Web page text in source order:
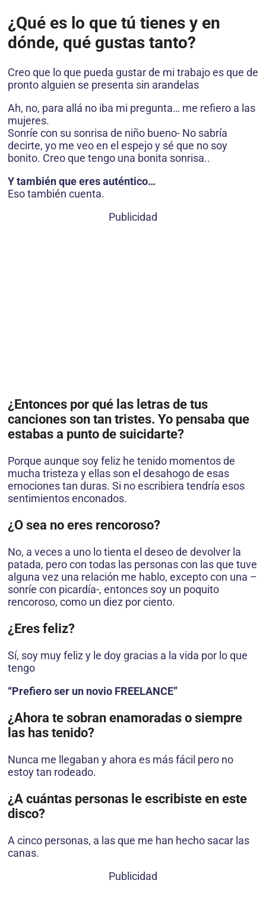
¿Qué es lo que tú tienes y en
dónde, qué gustas tanto?
Creo que lo que pueda gustar de mi trabajo es que de
pronto alguien se presenta sin arandelas
Ah, no, para allá no iba mi pregunta… me refiero a las
mujeres.
Sonríe con su sonrisa de niño bueno- No sabría
decirte, yo me veo en el espejo y sé que no soy
bonito. Creo que tengo una bonita sonrisa..
Y también que eres auténtico…
Eso también cuenta.
Publicidad
¿Entonces por qué las letras de tus
canciones son tan tristes. Yo pensaba que
estabas a punto de suicidarte?
Porque aunque soy feliz he tenido momentos de
mucha tristeza y ellas son el desahogo de esas
emociones tan duras. Si no escribiera tendría esos
sentimientos enconados.
¿O sea no eres rencoroso?
No, a veces a uno lo tienta el deseo de devolver la
patada, pero con todas las personas con las que tuve
alguna vez una relación me hablo, excepto con una –
sonríe con picardía-, entonces soy un poquito
rencoroso, como un diez por ciento.
¿Eres feliz?
Sí, soy muy feliz y le doy gracias a la vida por lo que
tengo
“Prefiero ser un novio FREELANCE”
¿Ahora te sobran enamoradas o siempre
las has tenido?
Nunca me llegaban y ahora es más fácil pero no
estoy tan rodeado.
¿A cuántas personas le escribiste en este
disco?
A cinco personas, a las que me han hecho sacar las
canas.
Publicidad